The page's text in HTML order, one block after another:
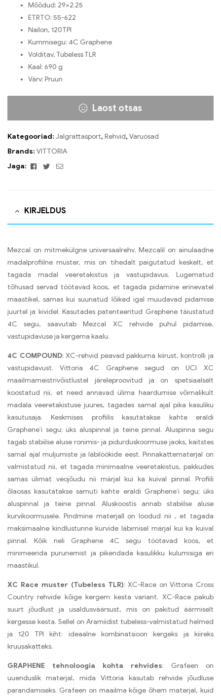
Mõõdud: 29×2.25
ETRTO: 55-622
Nailon, 120TPI
Kummisegu: 4C Graphene
Volditav, Tubeless TLR
Kaal: 690 g
Värv: Pruun
Laost otsas
Kategooriad: Jalgrattasport, Rehvid, Varuosad
Brands: VITTORIA
Jaga:
Facebook
TwitterEmail
KIRJELDUS
Mezcal on mitmekülgne universaalrehv. Mezcalil on ainulaadne
madalprofiilne muster, mis on tihedalt paigutatud keskelt, et
tagada madal veeretakistus ja vastupidavus. Lugematud
tõhusad servad töötavad koos, et tagada pidamine erinevatel
maastikel, samas kui suunatud lõiked igal muudavad pidamise
juurtel ja kividel. Kasutades patenteeritud Graphene täiustatud
4C segu, saavutab Mezcal XC rehvide puhul pidamise,
vastupidavuse ja kergema kaalu.
4C COMPOUND: XC-rehvid peavad pakkuma kiirust, kontrolli ja
vastupidavust. Vittoria 4C Graphene segud on UCI XC
maailmameistrivõistlustel järeleproovitud ja on spetsiaalselt
koostatud nii, et need annavad ülima haardumise võimalikult
madala veeretakistuse juures, tagades samal ajal pika kasuliku
kasutusaja. Keskmises profiilis kasutatakse kahte eraldi
Graphene’i segu; üks aluspinnal ja teine pinnal. Aluspinna segu
tagab stabiilse aluse ronimis- ja pidurduskoormuse jaoks, kaitstes
samal ajal muljumiste ja läbilöökide eest. Pinnakattematerjal on
valmistatud nii, et tagada minimaalne veeretakistus, pakkudes
samas ülimat veojõudu nii märjal kui ka kuival pinnal. Profiili
õlaosas kasutatakse samuti kahte eraldi Graphene’i segu; üks
aluspinnal ja teine pinnal. Aluskoostis annab stabiilse aluse
kurvikoormusele. Pindmine materjall on loodud nii , et tagada
maksimaalne kindlustunne kurvide läbimisel märjal kui ka kuival
pinnal. Kõik neli Graphene 4C segu töötavad koos, et
minimeerida purunemist ja pikendada kasulikku kulumisiga eri
maastikul.
XC Race muster (Tubeless TLR): XC-Race on Vittoria Cross
Country rehvide kõige kergem kesta variant. XC-Race pakub
suurt jõudlust ja usaldusväärsust, mis on pakitud äärmiselt
kergesse kesta. Sellel on Aramiidist tubeless-valmistatud helmed
ja 120 TPI kiht: ideaalne kombinatsioon kergeks ja kiireks
kruusakatteks.
GRAPHENE tehnoloogia kohta rehvides: Grafeen on
uuenduslik materjal, mida Vittoria kasutab rehvide jõudluse
parandamiseks. Grafeen on maailma kõige õhem materjal, kuid